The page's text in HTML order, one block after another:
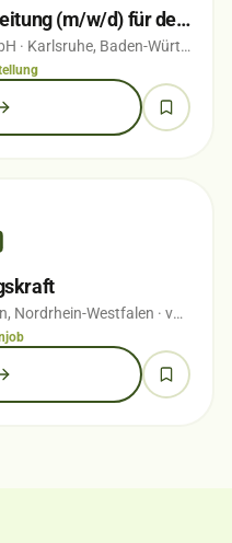
Stellvertretende Betriebsleitung (m/w/d) für den Campingplatz Durlach
· Karlsruhe, Baden-Württemberg
Nordrhein-Westfalen · vor 1 Wochen